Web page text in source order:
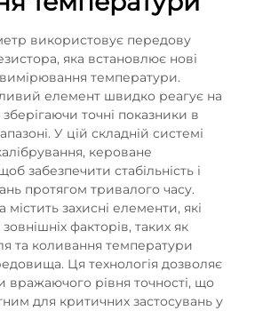
використовує передову
яка встановлює нові
вимірювання температури.
елемент швидко реагує на
точні показники в
У цій складній системі
кероване
забезпечити стабільність і
протягом тривалого часу.
містить захисні елементи, які
факторів, таких як
та коливання температури
Ця технологія дозволяє
вражаючого рівня точності, що
для критичних застосувань у